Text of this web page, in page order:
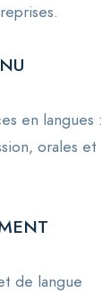
en langues :
orales et
de langue